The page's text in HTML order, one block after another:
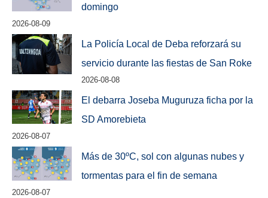
domingo
2026-08-09
La Policía Local de Deba reforzará su
servicio durante las fiestas de San Roke
2026-08-08
El debarra Joseba Muguruza ficha por la
SD Amorebieta
2026-08-07
Más de 30ºC, sol con algunas nubes y
tormentas para el fin de semana
2026-08-07